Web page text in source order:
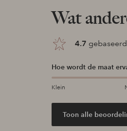
Artikelnummer:
Geldt voor
Wat
4.7
Hoe wordt de maat
Klein
Toon alle